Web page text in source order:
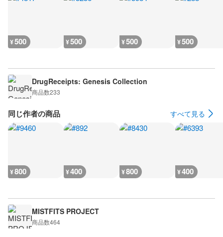
¥500 ¥500 ¥500 ¥500
DrugReceipts: Genesis Collection
商品数233
同じ作者の商品 すべて見る
¥800 ¥400 ¥800 ¥400
MISTFITS PROJECT
商品数464